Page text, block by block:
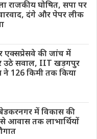
राजकीय घोषित, सपा पर
दंगे और पेपर लीक
की जांच में
उठे सवाल, IIT खड़गपुर
126 किमी तक किया
में विकास की
से आवास तक लाभार्थियों